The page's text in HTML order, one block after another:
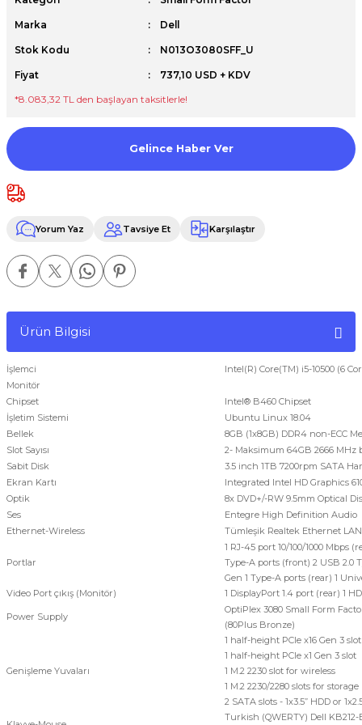
/ XPS+GPU
Marka Dell
Stok Kodu N013O3080SFF_U
Fiyat
737,10 USD + KDV
*8.083,32 TL den başlayan taksitlerle!
Gelince Haber Ver
Yorum Yaz Tavsiye Et Karşılaştır
Ürün Bilgisi
İşlemci
Intel(R) Core(TM) i5-10500 (6
Monitör
Chipset
Intel® B460 Chipset
İşletim Sistemi
Ubuntu Linux 18.04
Bellek
8GB (1x8GB) DDR4 non-ECC
Slot Sayısı
2- Maksimum 64GB 2666 MHz
Sabit Disk
3.5 inch 1TB 7200rpm SATA
Ekran Kartı
Integrated Intel HD Graphics
Optik
8x DVD+/-RW 9.5mm Optical
Ses
Entegre High Definition Audio
Ethernet-Wireless
Tümleşik Realtek Ethernet LAN
Portlar
1 RJ-45 port 10/100/1000 Mbps
Type-A ports (front) 2 USB 2.0
Gen 1 Type-A ports (rear) 1
Video Port çıkış (Monitör)
1 DisplayPort 1.4 port (rear) 1
Power Supply
OptiPlex 3080 Small Form
(80Plus Bronze)
Genişleme Yuvaları
1 half-height PCIe x16 Gen 3 slot
1 half-height PCIe x1 Gen 3 slot
1 M.2 2230 slot for wireless
1 M.2 2230/2280 slots for storage
2 SATA slots - 1x3.5” HDD or
Turkish (QWERTY) Dell